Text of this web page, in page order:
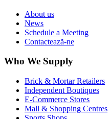
About us
News
Schedule a Meeting
Contactează-ne
Who We Supply
Brick & Mortar Retailers
Independent Boutiques
E-Commerce Stores
Mall & Shopping Centres